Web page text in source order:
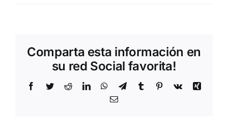
en:
en
Comparta esta información en
su red Social favorita!
Facebook
TwitterRedditLinkedInWhatsApp
Telegram
TumblrPinterest
Vk
Xing
Correo